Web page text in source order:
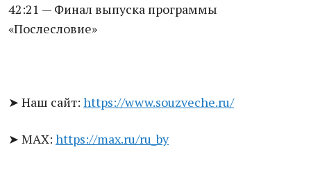
42:21 — Финал выпуска программы
«Послесловие»
➤ Наш сайт: https://www.souzveche.ru/
➤ MAX: https://max.ru/ru_by